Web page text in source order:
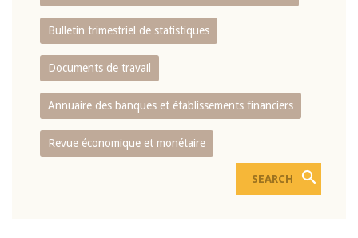
Bulletin trimestriel de statistiques
Documents de travail
Annuaire des banques et établissements financiers
Revue économique et monétaire